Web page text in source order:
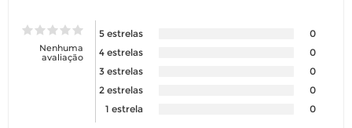
Nenhuma
avaliação
5 estrelas
0
4 estrelas
0
3 estrelas
0
2 estrelas
0
1 estrela
0